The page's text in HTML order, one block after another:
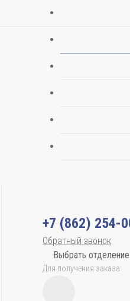
+7 (862) 254-
Обратный звонок
Выбрать отделение
Для получения заказа